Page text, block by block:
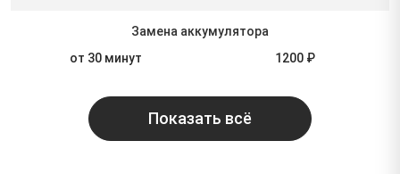
Замена аккумулятора
от 30 минут
1200 ₽
Показать всё